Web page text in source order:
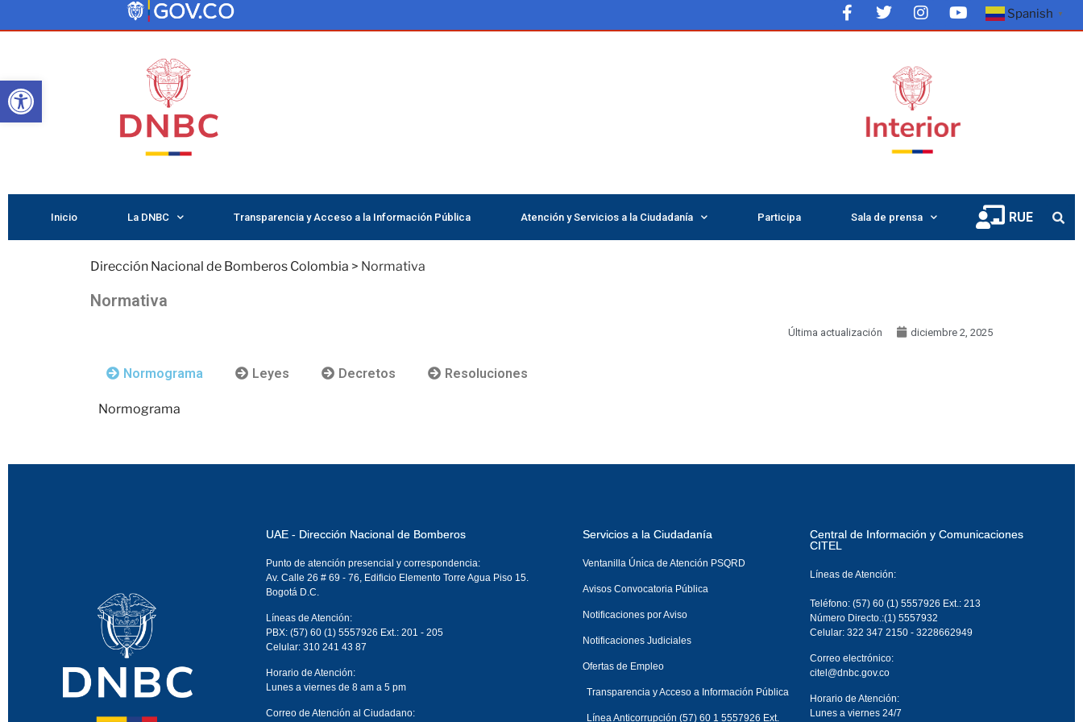
Abrir barra de herramientas
Spanish ▼
Inicio La DNBC Transparencia y Acceso a la Información Pública Atención y Servicios a la Ciudadanía Participa Sala de prensa RUE
Dirección Nacional de Bomberos Colombia > Normativa
Normativa
Última actualización diciembre 2, 2025
Normograma Leyes Decretos Resoluciones
Normograma
UAE - Dirección Nacional de Bomberos
Punto de atención presencial y correspondencia:
Av. Calle 26 # 69 - 76, Edificio Elemento Torre Agua Piso 15.
Bogotá D.C.
Líneas de Atención:
PBX: (57) 60 (1) 5557926 Ext.: 201 - 205
Celular: 310 241 43 87
Horario de Atención:
Lunes a viernes de 8 am a 5 pm
Correo de Atención al Ciudadano:
Servicios a la Ciudadanía
Ventanilla Única de Atención PSQRD
Avisos Convocatoria Pública
Notificaciones por Aviso
Notificaciones Judiciales
Ofertas de Empleo
Transparencia y Acceso a Información Pública
Línea Anticorrupción (57) 60 1 5557926 Ext.
Central de Información y Comunicaciones
CITEL
Líneas de Atención:
Teléfono: (57) 60 (1) 5557926 Ext.: 213
Número Directo.:(1) 5557932
Celular: 322 347 2150 - 3228662949
Correo electrónico:
citel@dnbc.gov.co
Horario de Atención:
Lunes a viernes 24/7